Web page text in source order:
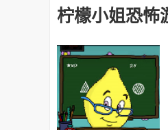
柠檬小姐恐怖